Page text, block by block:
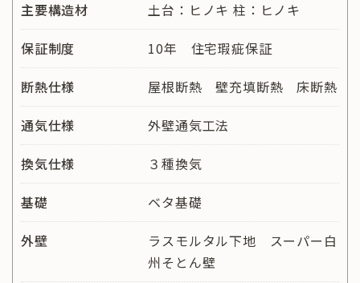
主要構造材
土台：ヒノキ 柱：ヒノキ
保証制度
10年 住宅瑕疵保証
断熱仕様
屋根断熱 壁充填断熱 床断熱
通気仕様
外壁通気工法
換気仕様
３種換気
基礎
ベタ基礎
外壁
ラスモルタル下地 スーパー白
州そとん壁